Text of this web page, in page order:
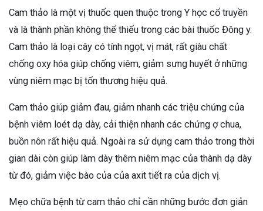
Cam thảo là một vị thuốc quen thuộc trong Y học cổ truyền
và là thành phần không thể thiếu trong các bài thuốc Đông y.
Cam thảo là loại cây có tính ngọt, vị mát, rất giàu chất
chống oxy hóa giúp chống viêm, giảm sưng huyết ở những
vùng niêm mạc bị tổn thương hiệu quả.
Cam thảo giúp giảm đau, giảm nhanh các triệu chứng của
bệnh viêm loét dạ dày, cải thiện nhanh các chứng ợ chua,
buồn nôn rất hiệu quả. Ngoài ra sử dụng cam thảo trong thời
gian dài còn giúp làm dày thêm niêm mạc của thành dạ dày
từ đó, giảm việc bào của của axit tiết ra của dịch vị.
Mẹo chữa bệnh từ cam thảo chỉ cần những bước đơn giản